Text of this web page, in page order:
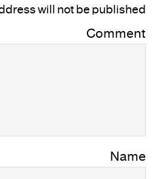
will not be published.
Comment
Name